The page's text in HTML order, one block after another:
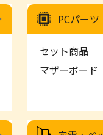
PCパーツ
セット商品
マザーボード